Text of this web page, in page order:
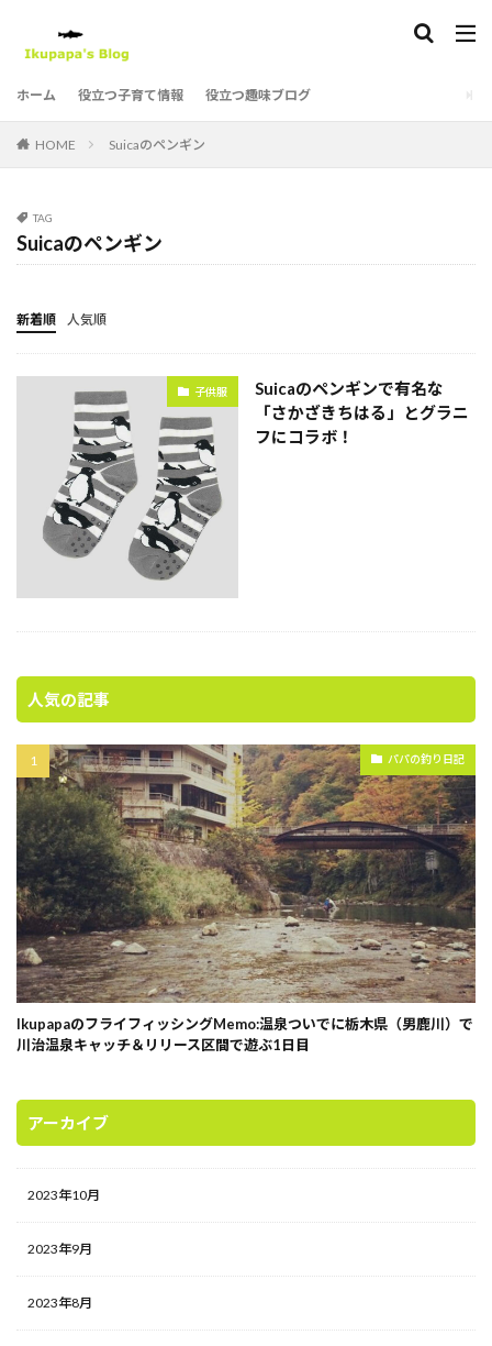
ホーム 役立つ子育て情報 役立つ趣味ブログ
HOME Suicaのペンギン
TAG
Suicaのペンギン
新着順 人気順
子供服
Suicaのペンギンで有名な
「さかざきちはる」とグラニ
フにコラボ！
人気の記事
パパの釣り日記
IkupapaのフライフィッシングMemo:温泉ついでに栃木県（男鹿川）で
川治温泉キャッチ＆リリース区間で遊ぶ1日目
アーカイブ
2023年10月
2023年9月
2023年8月
タグ
1107 ヨシタケシンスケ
ピングー
ポケットモンスター
ホンダ
ミッフィー
もうぬげない
りんごかもしれない
子育て
忍たま乱太郎 星のカービィ
湖池屋
クレイアニメーション
PIXAR
SPY×FAMILY
Suicaのペンギン
アニア
アニメ
イルイルゴンチル
ウルトラマン
おさるのジョージ
カーズ
ドラゴンクエスト
さかざきちはる
スパイファミリー
すみっコぐらし
スリーポリンキーズ
ディズニー
トイ・ストーリー
検索